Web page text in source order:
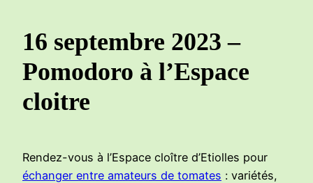
16 septembre 2023 –
Pomodoro à l’Espace
cloitre
Rendez-vous à l’Espace cloître d’Etiolles pour
échanger entre amateurs de tomates : variétés,